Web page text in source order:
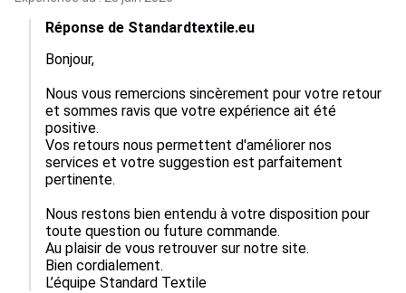
Réponse de Standardtextile.eu
Bonjour,
Nous vous remercions sincèrement pour votre retour
et sommes ravis que votre expérience ait été
positive.
Vos retours nous permettent d'améliorer nos
services et votre suggestion est parfaitement
pertinente.
Nous restons bien entendu à votre disposition pour
toute question ou future commande.
Au plaisir de vous retrouver sur notre site.
Bien cordialement.
L’équipe Standard Textile